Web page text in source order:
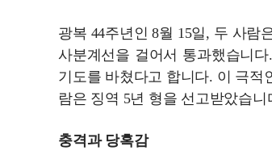
광복 44주년인 8월 15일, 두 사
사분계선을 걸어서 통과했습니
기도를 바쳤다고 합니다. 이 극적
람은 징역 5년 형을 선고받았습니
충격과 당혹감